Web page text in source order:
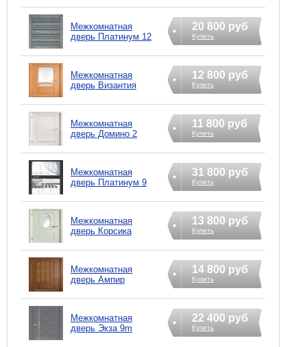
Межкомнатная
дверь Платинум 12
20 800 руб
Купить
Межкомнатная
дверь Византия
12 800 руб
Купить
Межкомнатная
дверь Домино 2
11 800 руб
Купить
Межкомнатная
дверь Платинум 9
31 800 руб
Купить
Межкомнатная
дверь Корсика
13 800 руб
Купить
Межкомнатная
дверь Ампир
14 800 руб
Купить
Межкомнатная
дверь Экзa 9m
22 400 руб
Купить